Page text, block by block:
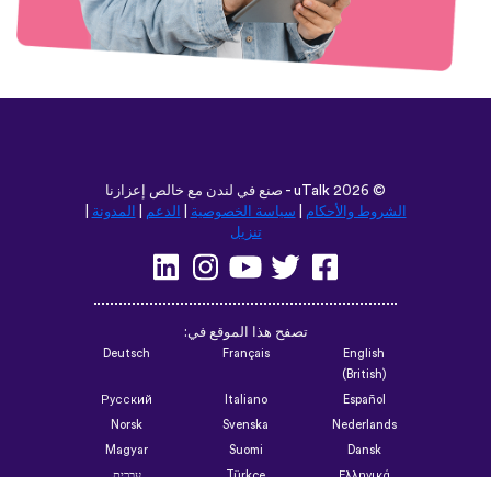
©
uTalk 2026 - صنع في لندن مع خالص إعزازنا
الشروط والأحكام
سياسة الخصوصية الدعم المدونة
تنزيل
تصفح هذا الموقع في:
English
(British)
Français
Deutsch
Español
Italiano
Русский
Nederlands
Svenska
Norsk
Dansk
Suomi
Magyar